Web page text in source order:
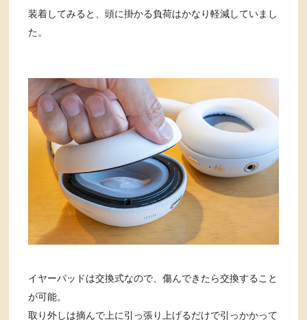
装着してみると、頭に掛かる負荷はかなり軽減していまし
た。
イヤーパッドは交換式なので、傷んできたら交換すること
が可能。
取り外しは摘んで上に引っ張り上げるだけで引っかかって